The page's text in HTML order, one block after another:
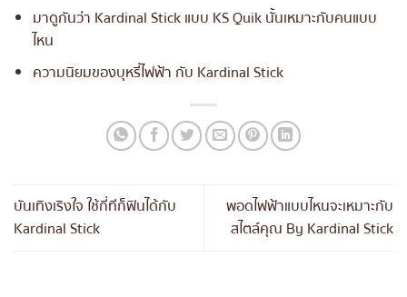
มาดูกันว่า Kardinal Stick แบบ KS Quik นั้นเหมาะกับคนแบบ
ไหน
ความนิยมของบุหรี่ไฟฟ้า กับ Kardinal Stick
บันเทิงเริงใจ ใช้กี่ทีก็ฟินได้กับ
Kardinal Stick
พอดไฟฟ้าแบบไหนจะเหมาะกับ
สไตล์คุณ By Kardinal Stick